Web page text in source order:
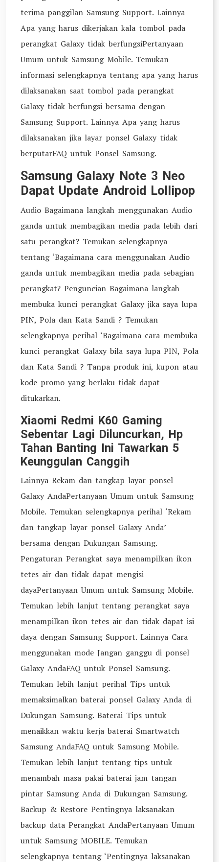
terima panggilan Samsung Support. Lainnya
Apa yang harus dikerjakan kala tombol pada
perangkat Galaxy tidak berfungsiPertanyaan
Umum untuk Samsung Mobile. Temukan
informasi selengkapnya tentang apa yang harus
dilaksanakan saat tombol pada perangkat
Galaxy tidak berfungsi bersama dengan
Samsung Support. Lainnya Apa yang harus
dilaksanakan jika layar ponsel Galaxy tidak
berputarFAQ untuk Ponsel Samsung.
Samsung Galaxy Note 3 Neo
Dapat Update Android Lollipop
Audio Bagaimana langkah menggunakan Audio
ganda untuk membagikan media pada lebih dari
satu perangkat? Temukan selengkapnya
tentang ‘Bagaimana cara menggunakan Audio
ganda untuk membagikan media pada sebagian
perangkat? Penguncian Bagaimana langkah
membuka kunci perangkat Galaxy jika saya lupa
PIN, Pola dan Kata Sandi ? Temukan
selengkapnya perihal ‘Bagaimana cara membuka
kunci perangkat Galaxy bila saya lupa PIN, Pola
dan Kata Sandi ? Tanpa produk ini, kupon atau
kode promo yang berlaku tidak dapat
ditukarkan.
Xiaomi Redmi K60 Gaming
Sebentar Lagi Diluncurkan, Hp
Tahan Banting Ini Tawarkan 5
Keunggulan Canggih
Lainnya Rekam dan tangkap layar ponsel
Galaxy AndaPertanyaan Umum untuk Samsung
Mobile. Temukan selengkapnya perihal ‘Rekam
dan tangkap layar ponsel Galaxy Anda’
bersama dengan Dukungan Samsung.
Pengaturan Perangkat saya menampilkan ikon
tetes air dan tidak dapat mengisi
dayaPertanyaan Umum untuk Samsung Mobile.
Temukan lebih lanjut tentang perangkat saya
menampilkan ikon tetes air dan tidak dapat isi
daya dengan Samsung Support. Lainnya Cara
menggunakan mode Jangan ganggu di ponsel
Galaxy AndaFAQ untuk Ponsel Samsung.
Temukan lebih lanjut perihal Tips untuk
memaksimalkan baterai ponsel Galaxy Anda di
Dukungan Samsung. Baterai Tips untuk
menaikkan waktu kerja baterai Smartwatch
Samsung AndaFAQ untuk Samsung Mobile.
Temukan lebih lanjut tentang tips untuk
menambah masa pakai baterai jam tangan
pintar Samsung Anda di Dukungan Samsung.
Backup & Restore Pentingnya laksanakan
backup data Perangkat AndaPertanyaan Umum
untuk Samsung MOBILE. Temukan
selengkapnya tentang ‘Pentingnya laksanakan